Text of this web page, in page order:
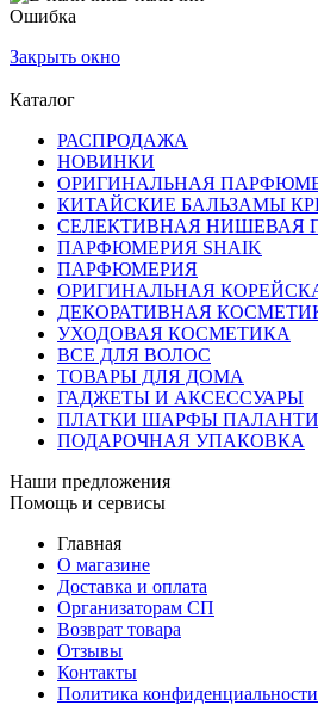
Ошибка
Закрыть окно
Каталог
РАСПРОДАЖА
НОВИНКИ
ОРИГИНАЛЬНАЯ
КИТАЙСКИЕ БАЛЬЗАМЫ
СЕЛЕКТИВНАЯ НИШЕВАЯ
ПАРФЮМЕРИЯ SHAIK
ПАРФЮМЕРИЯ
ОРИГИНАЛЬНАЯ
ДЕКОРАТИВНАЯ
УХОДОВАЯ КОСМЕТИКА
ВСЕ ДЛЯ ВОЛОС
ТОВАРЫ ДЛЯ ДОМА
ГАДЖЕТЫ И АКСЕССУАРЫ
ПЛАТКИ ШАРФЫ
ПОДАРОЧНАЯ УПАКОВКА
Наши предложения
Помощь и сервисы
Главная
О магазине
Доставка и оплата
Организаторам СП
Возврат товара
Отзывы
Контакты
Политика конфиденциальности